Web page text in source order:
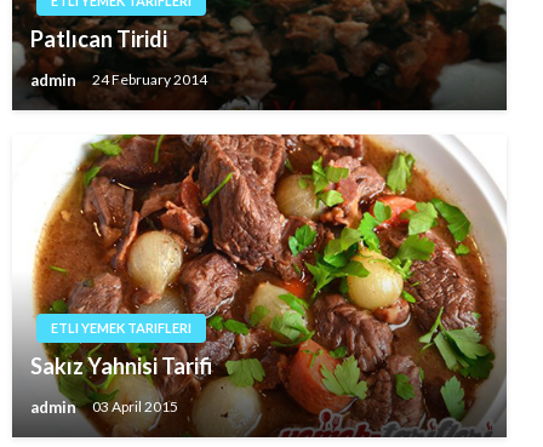
Patlıcan Tiridi
admin 24 February 2014
ETLI YEMEK TARIFLERI
Sakız Yahnisi Tarifi
admin 03 April 2015